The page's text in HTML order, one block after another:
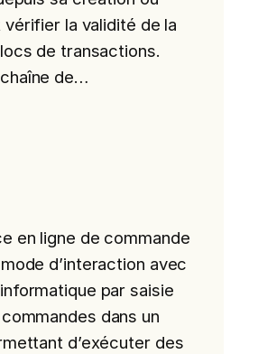
vérifier la validité de la
de transactions.
de…
en ligne de commande
d’interaction avec
par saisie
dans un
d’exécuter des